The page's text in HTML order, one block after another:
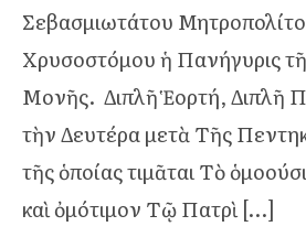
Σεβασμιωτάτου
Χρυσοστόμου ἡ Πανήγυρις
Μονῆς. Διπλῆ Ἑορτή, Διπλῆ
τὴν Δευτέρα μετὰ Τῆς
τῆς ὁποίας τιμᾶται Τὸ
καὶ ὀμότιμον Τῷ Πατρὶ […]